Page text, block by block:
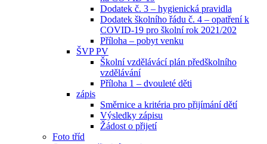
Dodatek č. 3 – hygienická pravidla
Dodatek školního řádu č. 4 – opatření k
COVID-19 pro školní rok 2021/202
Příloha – pobyt venku
ŠVP PV
Školní vzdělávácí plán předškolního
vzdělávání
Příloha 1 – dvouleté děti
zápis
Směrnice a kritéria pro přijímání dětí
Výsledky zápisu
Žádost o přijetí
Foto tříd